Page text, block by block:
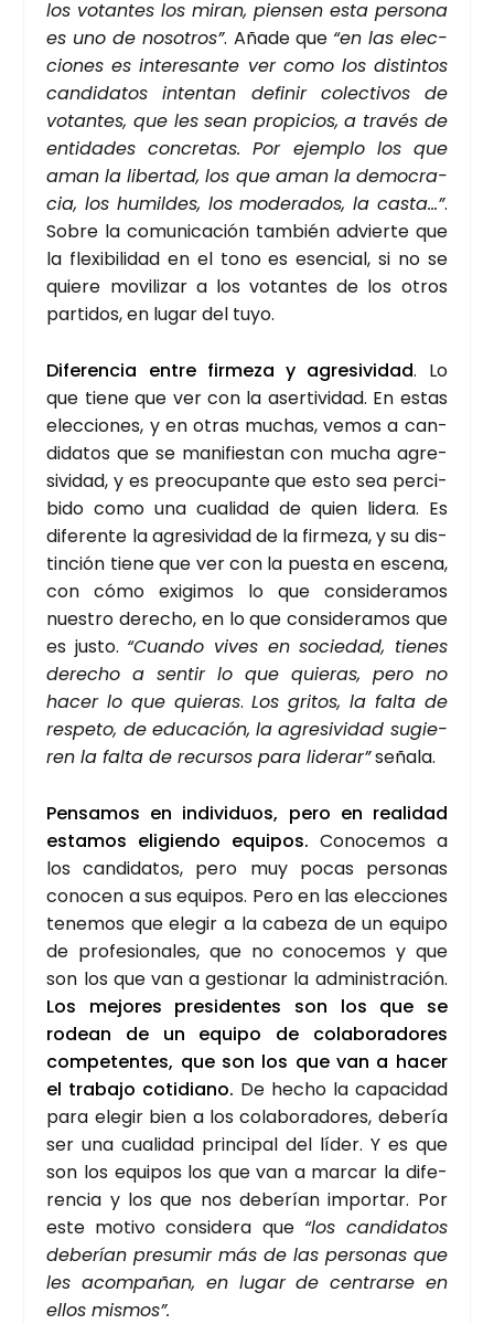
los votan­tes los miran, pien­sen esta per­so­na
es uno de noso­tros”. Aña­de que “en las elec­
cio­nes es intere­san­te ver como los dis­tin­tos
can­di­da­tos inten­tan defi­nir colec­ti­vos de
votan­tes, que les sean pro­pi­cios, a tra­vés de
enti­da­des con­cre­tas. Por ejem­plo los que
aman la liber­tad, los que aman la demo­cra­
cia, los humil­des, los mode­ra­dos, la cas­ta…”.
Sobre la comu­ni­ca­ción tam­bién advier­te que
la fle­xi­bi­li­dad en el tono es esen­cial, si no se
quie­re movi­li­zar a los votan­tes de los otros
par­ti­dos, en lugar del tuyo.
Dife­ren­cia entre fir­me­za y agre­si­vi­dad. Lo
que tie­ne que ver con la aser­ti­vi­dad. En estas
elec­cio­nes, y en otras muchas, vemos a can­
di­da­tos que se mani­fies­tan con mucha agre­
si­vi­dad, y es preo­cu­pan­te que esto sea per­ci­
bi­do como una cua­li­dad de quien lide­ra. Es
dife­ren­te la agre­si­vi­dad de la fir­me­za, y su dis­
tin­ción tie­ne que ver con la pues­ta en esce­na,
con cómo exi­gi­mos lo que con­si­de­ra­mos
nues­tro dere­cho, en lo que con­si­de­ra­mos que
es jus­to. “Cuan­do vives en socie­dad, tie­nes
dere­cho a sen­tir lo que quie­ras, pero no
hacer lo que quie­ras.Los gri­tos, la fal­ta de
res­pe­to, de edu­ca­ción, la agre­si­vi­dad sugie­
ren la fal­ta de recur­sos para lide­rar”seña­la.
Pen­sa­mos en indi­vi­duos, pero en reali­dad
esta­mos eli­gien­do equi­pos. Cono­ce­mos a
los can­di­da­tos, pero muy pocas per­so­nas
cono­cen a sus equi­pos. Pero en las elec­cio­nes
tene­mos que ele­gir a la cabe­za de un equi­po
de pro­fe­sio­na­les, que no cono­ce­mos y que
son los que van a ges­tio­nar la admi­nis­tra­ción.
Los mejo­res pre­si­den­tes son los que se
rodean de un equi­po de cola­bo­ra­do­res
com­pe­ten­tes, que son los que van a hacer
el tra­ba­jo coti­diano. De hecho la capa­ci­dad
para ele­gir bien a los cola­bo­ra­do­res, debe­ría
ser una cua­li­dad prin­ci­pal del líder. Y es que
son los equi­pos los que van a mar­car la dife­
ren­cia y los que nos debe­rían impor­tar. Por
este moti­vo con­si­de­ra que “los can­di­da­tos
debe­rían pre­su­mir más de las per­so­nas que
les acom­pa­ñan, en lugar de cen­trar­se en
ellos mis­mos”.